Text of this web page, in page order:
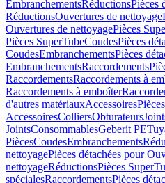
EmbranchementsRéductionsPièces
RéductionsOuvertures de nettoyage
Ouvertures de nettoyagePièces
Pièces SuperTubeCoudesPièces
CoudesEmbranchementsPièces
EmbranchementsRaccordements
RaccordementsRaccordements à
Raccordements à emboîter
d'autres matériauxAccessoires
AccessoiresColliersObturateurs
JointsConsommablesGeberit PE
PiècesCoudesEmbranchements
nettoyagePièces détachées pour
nettoyageRéductionsPièces
spécialesRaccordementsPièces